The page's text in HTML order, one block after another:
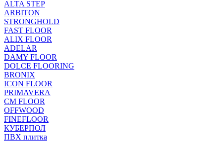
ALTA STEP
ARBITON
STRONGHOLD
FAST FLOOR
ALIX FLOOR
ADELAR
DAMY FLOOR
DOLCE FLOORING
BRONIX
ICON FLOOR
PRIMAVERA
CM FLOOR
OFFWOOD
FINEFLOOR
КУБЕРПОЛ
ПВХ плитка